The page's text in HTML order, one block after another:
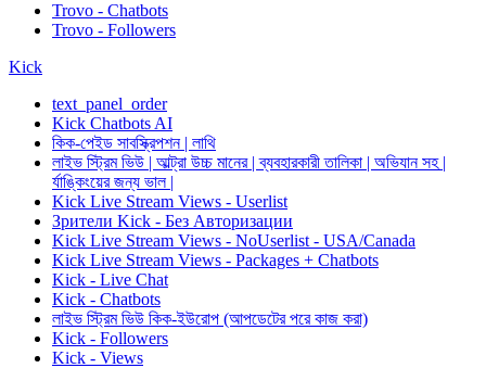
Trovo - Chatbots
Trovo - Followers
Kick
text_panel_order
Kick Chatbots AI
কিক-পেইড সাবস্ক্রিপশন | লাথি
লাইভ স্ট্রিম ভিউ | আল্ট্রা উচ্চ মানের | ব্যবহারকারী তালিকা | অভিযান সহ |
র্যাঙ্কিংয়ের জন্য ভাল |
Kick Live Stream Views - Userlist
Зрители Kick - Без Авторизации
Kick Live Stream Views - NoUserlist - USA/Canada
Kick Live Stream Views - Packages + Chatbots
Kick - Live Chat
Kick - Chatbots
লাইভ স্ট্রিম ভিউ কিক-ইউরোপ (আপডেটের পরে কাজ করা)
Kick - Followers
Kick - Views